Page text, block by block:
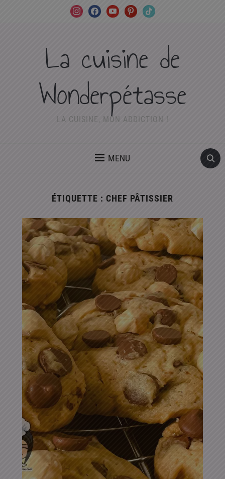
instagramfacebookyoutubepinteresttiktok
La cuisine de
Wonderpétasse
LA CUISINE, MON ADDICTION !
MENU
ÉTIQUETTE : CHEF PÂTISSIER